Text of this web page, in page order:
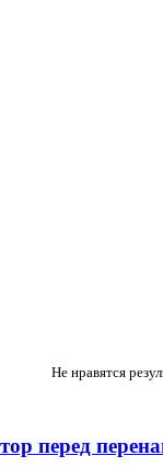
Не нравятся
перед